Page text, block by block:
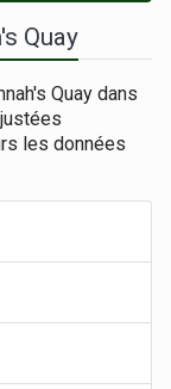
Quay
Quay dans
les données